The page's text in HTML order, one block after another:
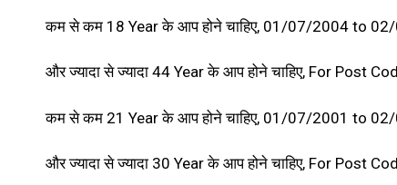
कम से कम 18 Year के आप होने चाहिए, 01/07/2004 to
और ज्यादा से ज्यादा 44 Year के आप होने चाहिए, For Post
कम से कम 21 Year के आप होने चाहिए, 01/07/2001 to
और ज्यादा से ज्यादा 30 Year के आप होने चाहिए, For Post